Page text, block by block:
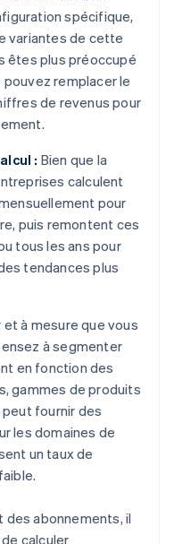
spécifique,
variantes de cette
êtes plus préoccupé
remplacer le
de revenus pour
: Bien que la
calculent
pour
puis remontent ces
tous les ans pour
tendances plus
et à mesure que vous
à segmenter
en fonction des
gammes de produits
peut fournir des
les domaines de
un taux de
des abonnements, il
calculer